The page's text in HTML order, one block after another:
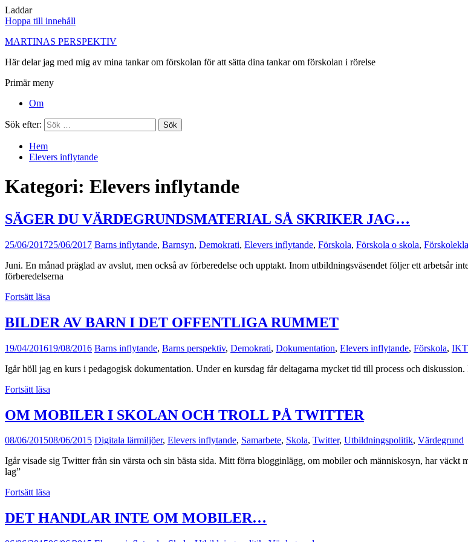
Laddar
Hoppa till innehåll
MARTINAS PERSPEKTIV
Här delar jag med mig av mina tankar om förskolan för att sätta dina tankar om förskolan i rörelse
Primär meny
Om
Sök efter:
Hem
Elevers inflytande
Kategori: Elevers inflytande
SÄGER DU VÄRDEGRUNDSMATERIAL SÅ SKRIKER JAG…
25/06/201725/06/2017 Barns inflytande, Barnsyn, Demokrati, Elevers inflytande, Förskola, Förskola o skola,
Juni. En månad präglad av avslut, men också av förberedelse och upptakt. Inom utbildningsväsendet följer ett arbetsår
förberedelserna
Fortsätt läsa
BILDER AV BARN I DET OFFENTLIGA RUMMET
19/04/201619/08/2016 Barns inflytande, Barns perspektiv, Demokrati, Dokumentation, Elevers inflytande, Förskola, IKT
Igår höll jag en kurs i pedagogisk dokumentation. Under en kursdag får deltagarna mycket tid till process och
Fortsätt läsa
OM MOBILER I SKOLAN OCH TROLL PÅ TWITTER
08/06/201508/06/2015 Digitala lärmiljöer, Elevers inflytande, Samarbete, Skola, Twitter, Utbildningspolitik, Värdegrund
Igår visade sig Twitter från sin värsta och sin bästa sida. Mitt förra blogginlägg, om mobiler och människosyn, har
lag”
Fortsätt läsa
DET HANDLAR INTE OM MOBILER…